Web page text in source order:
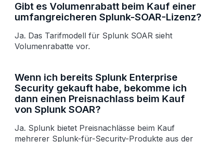
Gibt es Volumenrabatt beim Kauf einer
umfangreicheren Splunk-SOAR-Lizenz?
Ja. Das Tarifmodell für Splunk SOAR sieht
Volumenrabatte vor.
Wenn ich bereits Splunk Enterprise
Security gekauft habe, bekomme ich
dann einen Preis­nachlass beim Kauf
von Splunk SOAR?
Ja. Splunk bietet Preis­nachlässe beim Kauf
mehrerer Splunk-für-Security-Produkte aus der